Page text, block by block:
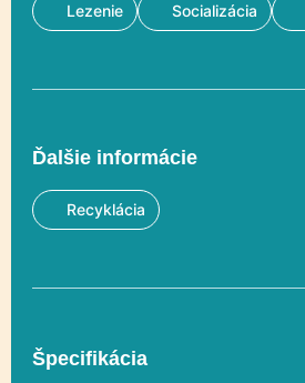
Lezenie Socializácia
Ďalšie informácie
Recyklácia
Špecifikácia